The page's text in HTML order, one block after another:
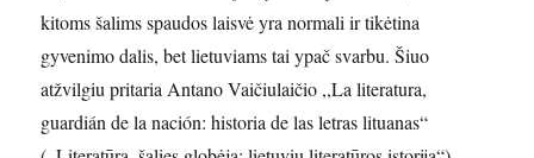
kitoms šalims spaudos laisvė yra normali ir tikėtina
gyvenimo dalis, bet lietuviams tai ypač svarbu. Šiuo
atžvilgiu pritaria Antano Vaičiulaičio ,,La literatura,
guardián de la nación: historia de las letras lituanas“